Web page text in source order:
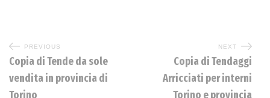
PREVIOUS
Copia di Tende da sole
vendita in provincia di
Torino
NEXT
Copia di Tendaggi
Arricciati per interni
Torino e provincia